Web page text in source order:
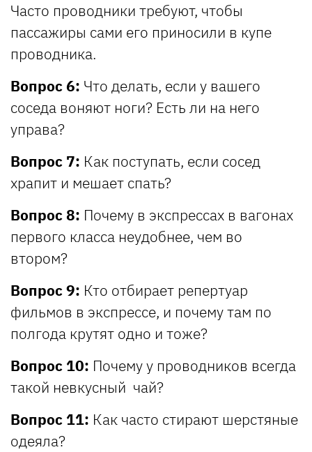
Часто проводники требуют, чтобы
пассажиры сами его приносили в купе
проводника.
Вопрос 6: Что делать, если у вашего
соседа воняют ноги? Есть ли на него
управа?
Вопрос 7: Как поступать, если сосед
храпит и мешает спать?
Вопрос 8: Почему в экспрессах в вагонах
первого класса неудобнее, чем во
втором?
Вопрос 9: Кто отбирает репертуар
фильмов в экспрессе, и почему там по
полгода крутят одно и тоже?
Вопрос 10: Почему у проводников всегда
такой невкусный чай?
Вопрос 11: Как часто стирают шерстяные
одеяла?